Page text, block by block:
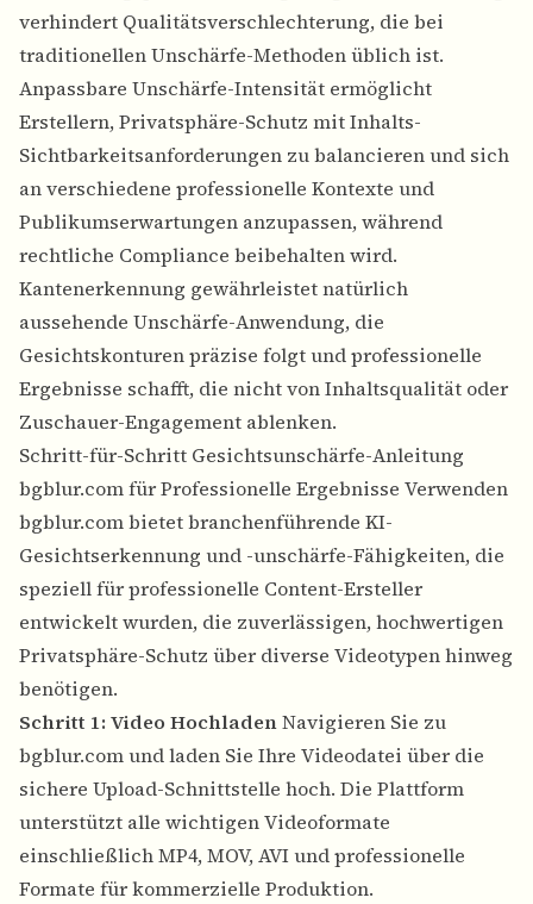
verhindert Qualitätsverschlechterung, die bei
traditionellen Unschärfe-Methoden üblich ist.
Anpassbare Unschärfe-Intensität ermöglicht
Erstellern, Privatsphäre-Schutz mit Inhalts-
Sichtbarkeitsanforderungen zu balancieren und sich
an verschiedene professionelle Kontexte und
Publikumserwartungen anzupassen, während
rechtliche Compliance beibehalten wird.
Kantenerkennung gewährleistet natürlich
aussehende Unschärfe-Anwendung, die
Gesichtskonturen präzise folgt und professionelle
Ergebnisse schafft, die nicht von Inhaltsqualität oder
Zuschauer-Engagement ablenken.
Schritt-für-Schritt Gesichtsunschärfe-Anleitung
bgblur.com für Professionelle Ergebnisse Verwenden
bgblur.com bietet branchenführende KI-
Gesichtserkennung und -unschärfe-Fähigkeiten, die
speziell für professionelle Content-Ersteller
entwickelt wurden, die zuverlässigen, hochwertigen
Privatsphäre-Schutz über diverse Videotypen hinweg
benötigen.
Schritt 1: Video HochladenNavigieren Sie zu
bgblur.com und laden Sie Ihre Videodatei über die
sichere Upload-Schnittstelle hoch. Die Plattform
unterstützt alle wichtigen Videoformate
einschließlich MP4, MOV, AVI und professionelle
Formate für kommerzielle Produktion.